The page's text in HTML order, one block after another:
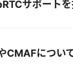
サポート
CMAFについ